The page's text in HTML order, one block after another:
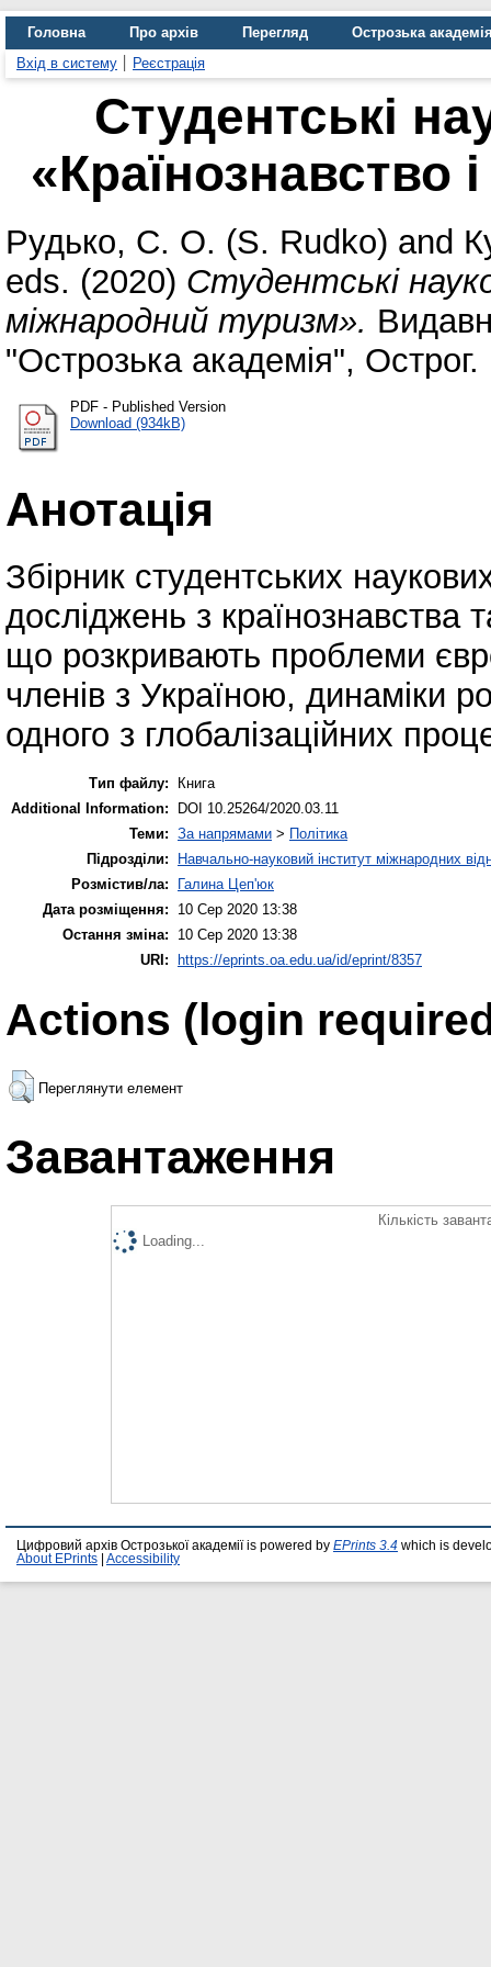
Головна Про архів Перегляд
Острозька
Вхід в систему
Реєстрація
Студентські
«Країнознавство
Рудько, С. О. (S. Rudko) and
eds. (2020) Студентські
міжнародний туризм».
"Острозька академія", Острог.
PDF - Published Version
Download (934kB)
Анотація
Збірник студентських
досліджень з країнознавства
що розкривають проблеми
членів з Україною, динаміки
одного з глобалізаційних
Тип файлу:
Книга
Additional Information:
DOI 10.25264/2020.03.11
Теми: За напрямами > Політика
Підрозділи:
Навчально-науковий інститут міжнародних
Розмістив/ла:
Галина Цеп'юк
Дата розміщення:
10 Сер 2020 13:38
Остання зміна:
10 Сер 2020 13:38
URI: https://eprints.oa.edu.ua/id/eprint/8357
Actions (login
Переглянути елемент
Завантаження
Кількість
Loading...
Цифровий архів Острозької академії is powered by EPrints 3.4 which is
About EPrints
Accessibility